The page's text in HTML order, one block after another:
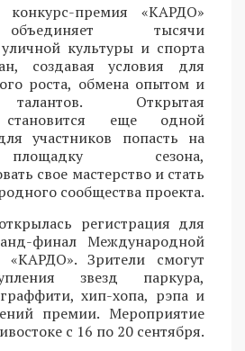
конкурс-премия «КАРДО»
тысячи
культуры и спорта
создавая условия для
роста, обмена опытом и
Открытая
становится еще одной
участников попасть на
сезона,
свое мастерство и стать
сообщества проекта.
регистрация для
финал Международной
«КАРДО». Зрители смогут
звезд паркура,
хип-хопа, рэпа и
премии. Мероприятие
с 16 по 20 сентября.